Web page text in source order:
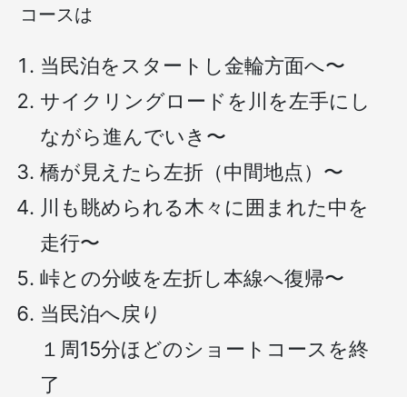
コースは
当民泊をスタートし金輪方面へ〜
サイクリングロードを川を左手にし
ながら進んでいき〜
橋が見えたら左折（中間地点）〜
川も眺められる木々に囲まれた中を
走行〜
峠との分岐を左折し本線へ復帰〜
当民泊へ戻り
１周15分ほどのショートコースを終
了